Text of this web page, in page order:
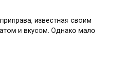
известная своим
и вкусом. Однако мало